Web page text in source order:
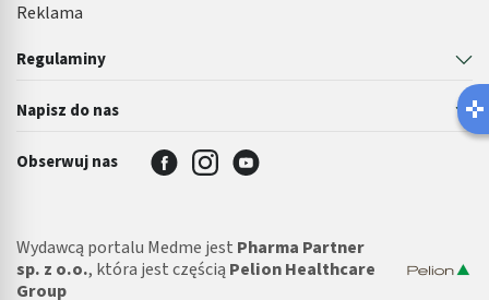
Regulaminy
Napisz do nas
Reklama
Obserwuj nas
Wydawcą portalu Medme jest Pharma Partner
sp. z o.o., która jest częścią Pelion Healthcare
Group